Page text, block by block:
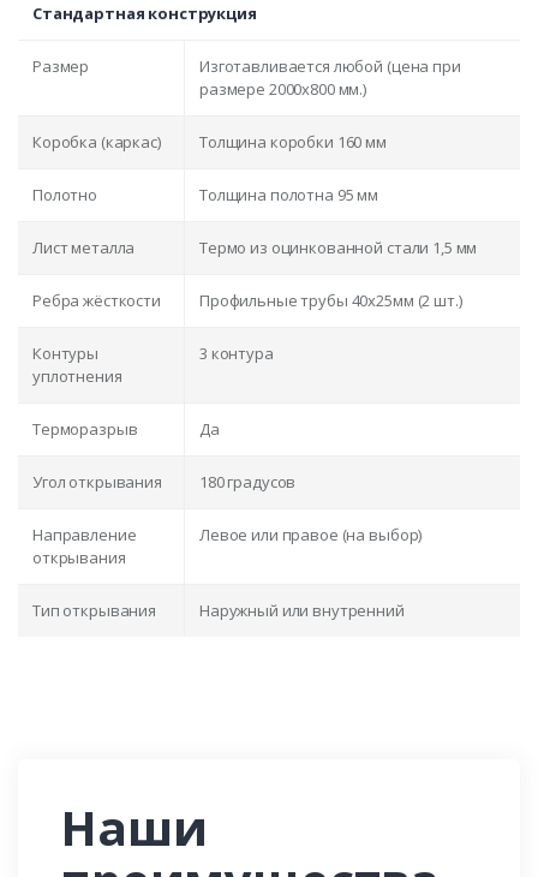
Стандартная конструкция
Размер
Изготавливается любой (цена при
размере 2000x800 мм.)
Коробка (каркас) Толщина коробки 160 мм
Полотно Толщина полотна 95 мм
Лист металла Термо из оцинкованной стали 1,5 мм
Ребра жёсткости Профильные трубы 40х25мм (2 шт.)
Контуры
уплотнения
3 контура
Терморазрыв Да
Угол открывания 180 градусов
Направление
открывания
Левое или правое (на выбор)
Тип открывания Наружный или внутренний
Наши